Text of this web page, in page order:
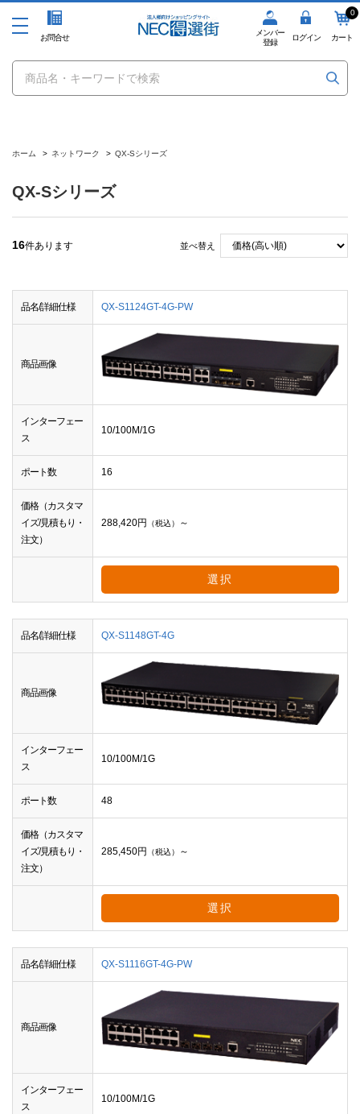
お問合せ
メンバー
登録
ログイン
0
カート
ホーム > ネットワーク > QX-Sシリーズ
QX-Sシリーズ
16件あります 並べ替え
品名/詳細仕様 QX-S1124GT-4G-PW
商品画像
インターフェー
ス
10/100M/1G
ポート数 16
価格（カスタマ
イズ/見積もり・
注文）
288,420円 （税込） ～
選択
品名/詳細仕様 QX-S1148GT-4G
商品画像
インターフェー
ス
10/100M/1G
ポート数 48
価格（カスタマ
イズ/見積もり・
注文）
285,450円 （税込） ～
選択
品名/詳細仕様 QX-S1116GT-4G-PW
商品画像
インターフェー
ス
10/100M/1G